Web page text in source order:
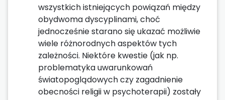
wszystkich istniejących powiązań między
obydwoma dyscyplinami, choć
jednocześnie starano się ukazać możliwie
wiele różnorodnych aspektów tych
zależności. Niektóre kwestie (jak np.
problematyka uwarunkowań
światopoglądowych czy zagadnienie
obecności religii w psychoterapii) zostały